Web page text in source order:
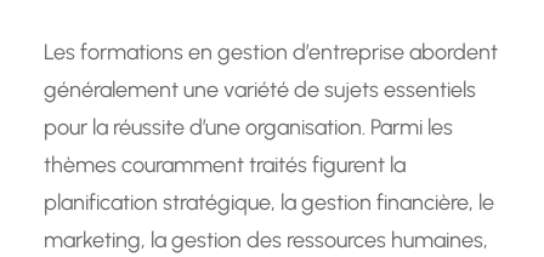
Les formations en gestion d’entreprise abordent
généralement une variété de sujets essentiels
pour la réussite d’une organisation. Parmi les
thèmes couramment traités figurent la
planification stratégique, la gestion financière, le
marketing, la gestion des ressources humaines,